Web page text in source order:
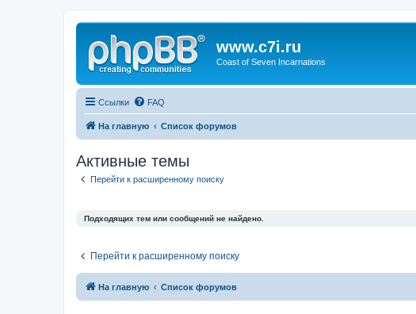
www.c7i.ru
Coast of Seven Incarnations
Ссылки FAQ
На главную Список форумов
Активные темы
Перейти к расширенному поиску
Подходящих тем или сообщений не найдено.
Перейти к расширенному поиску
На главную Список форумов